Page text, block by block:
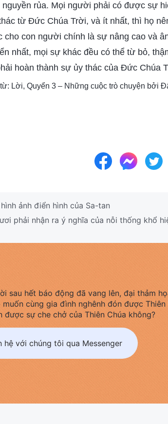
nguyền rủa. Mọi người phải có được sự
từ Đức Chúa Trời, và ít nhất, thì họ
cho con người chính là sự nâng cao và
nhất, mọi sự khác đều có thể từ bỏ,
hoàn thành sự ủy thác của Đức Chúa
Lời, Quyển 3 – Những cuộc trò chuyện bởi
ảnh điển hình của Sa-tan
phải nhận ra ý nghĩa của nỗi thống khổ
sau hết báo động đã vang lên, đại thảm
cùng gia đình nghênh đón được Thiên
được sự che chở của Thiên Chúa không?
hệ với chúng tôi qua Messenger